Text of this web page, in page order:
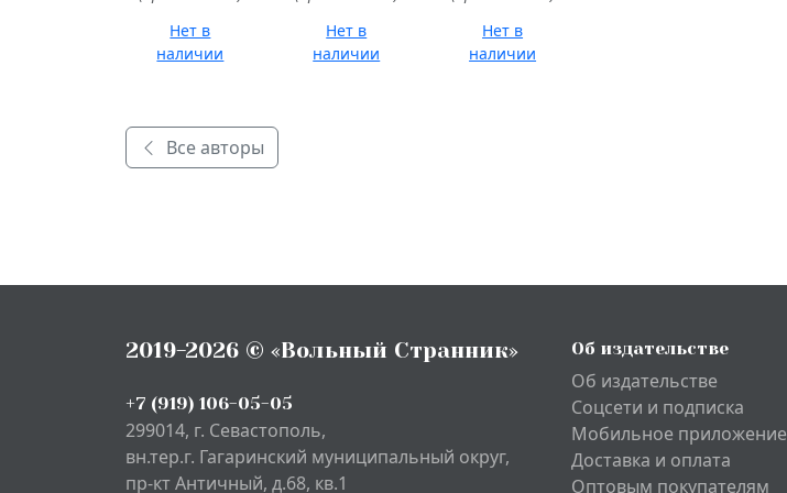
книжица
Нет в
наличии
Нет в
наличии
Келейная
книжица
Нет в
наличии
Все авторы
2019-2026 © «Вольный Странник»
+7 (919) 106-05-05
299014, г. Севастополь,
вн.тер.г. Гагаринский муниципальный округ,
пр-кт Античный, д.68, кв.1
Об издательстве
Об издательстве
Соцсети и подписка
Мобильное приложение
Доставка и оплата
Оптовым покупателям